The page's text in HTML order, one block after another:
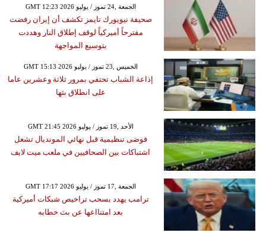
GMT 12:23 2026 الجمعة ,24 تموز / يوليو
صحيفة نيويورك تايمز تكشف أن إيران رفضت
مقترحاً أميركياً لوقف إطلاق النار وهددت
بتوسيع المواجهة
GMT 15:13 2026 الخميس ,23 تموز / يوليو
إذاعة الشباب تحتفي بمرور ثلاثة وعشرين عاما
على انطلاق بثها
GMT 21:45 2026 الأحد ,19 تموز / يوليو
فوضى تنظيمية قبل نهائي المونديال تشعل
اشتباكات بين الصحافيين في ملعب ميت لايف
GMT 17:17 2026 الجمعة ,17 تموز / يوليو
ترامب يهدد بسحب تراخيص شبكات أميركية
بعد امتنااعها عن بث خطابه